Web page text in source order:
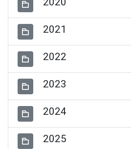
2021
2022
2023
2024
2025